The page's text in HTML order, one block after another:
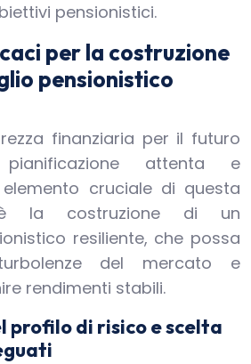
pensionistici.
per la costruzione
pensionistico
finanziaria per il futuro
attenta e
elemento cruciale di questa
è la costruzione di un
resiliente, che possa
del mercato e
rendimenti stabili.
profilo di risico e scelta